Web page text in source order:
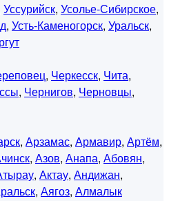
Уссурийск, Усолье-Сибирское,
, Усть-Каменогорск, Уральск,
, Черкесск, Чита,
, Чернигов, Черновцы,
, Арзамас, Армавир, Артём,
, Азов, Анапа, Абовян,
, Актау, Андижан,
, Аягоз, Алмалык